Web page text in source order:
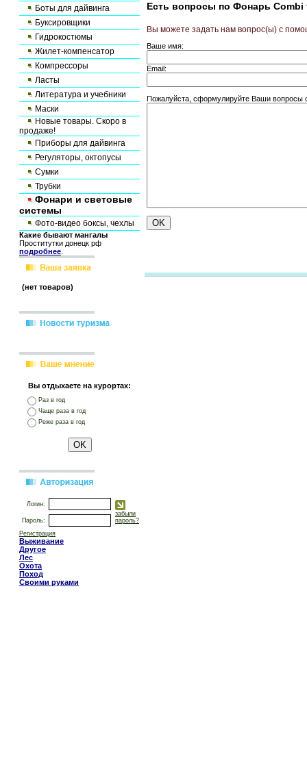
Боты для дайвинга
Буксировщики
Гидрокостюмы
Жилет-компенсатор
Компрессоры
Ласты
Литература и учебники
Маски
Новые товары. Скоро в
продаже!
Приборы для дайвинга
Регуляторы, октопусы
Сумки
Трубки
Фонари и световые
системы
Фото-видео боксы, чехлы
Какие бывают мангалы
Проститутки донецк рф
подробнее
(нет товаров)
Вы отдыхаете на курортах:
Раз в год
Чаще раза в год
Реже раза в год
Логин:
Пароль:
забыли
пароль?
Регистрация
Выживание
Другое
Лес
Охота
Поход
Своими руками
Есть вопросы по Фонарь Combi
Вы можете задать нам вопрос(ы) с
Ваше имя:
Email:
Пожалуйста, сформулируйте Ваши вопросы